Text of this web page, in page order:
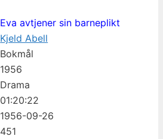
Eva avtjener sin barneplikt
Kjeld Abell
Bokmål
1956
Drama
01:20:22
1956-09-26
451